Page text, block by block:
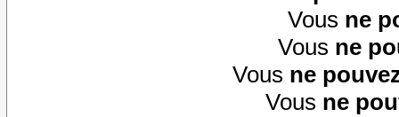
Vous ne
Vous ne
Vous ne
Vous ne